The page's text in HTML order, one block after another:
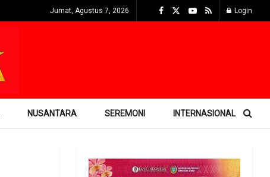
Jumat, Agustus 7, 2026 Login
NUSANTARA SEREMONI INTERNASIONAL